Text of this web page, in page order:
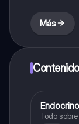
Más
Biologia
Todo